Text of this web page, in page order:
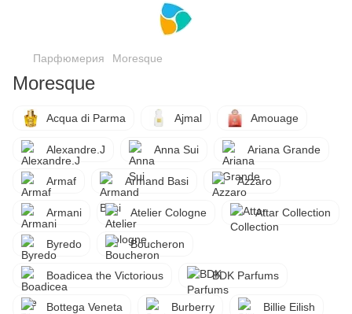
Парфюмерия Moresque
Moresque
Acqua di Parma Ajmal Amouage
Alexandre.J Anna Sui Ariana Grande
Armaf Armand Basi Azzaro
Armani Atelier Cologne Attar Collection
Byredo Boucheron
Boadicea the Victorious BDK Parfums
Bottega Veneta Burberry Billie Eilish